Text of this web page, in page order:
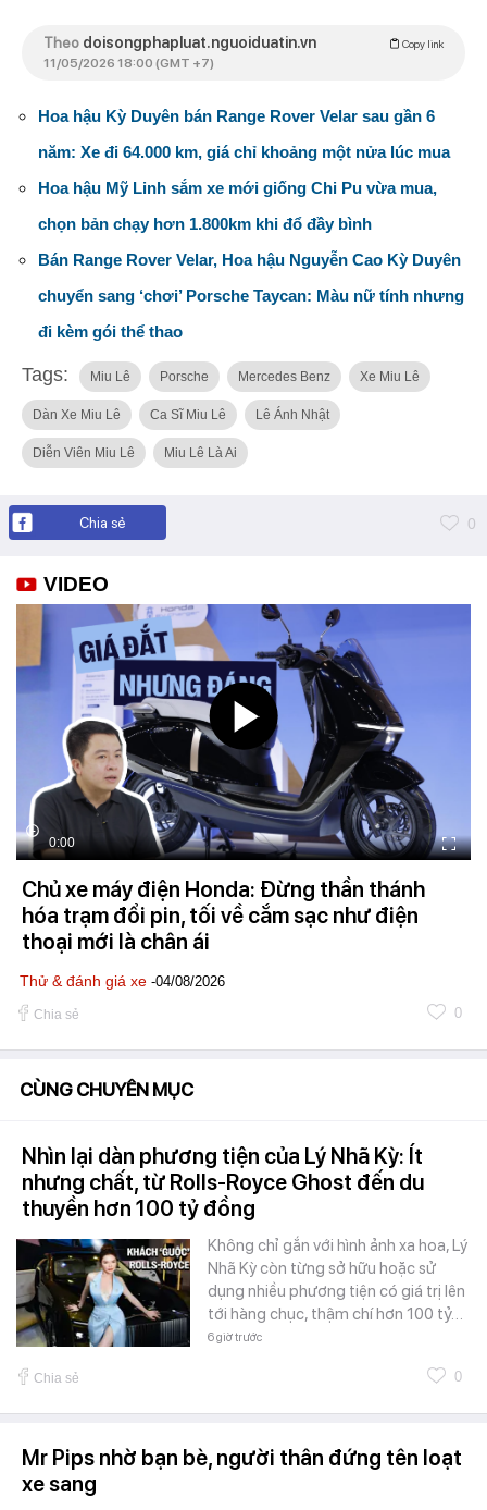
Theo doisongphapluat.nguoiduatin.vn Copy link
11/05/2026 18:00 (GMT +7)
Hoa hậu Kỳ Duyên bán Range Rover Velar sau gần 6
năm: Xe đi 64.000 km, giá chỉ khoảng một nửa lúc mua
Hoa hậu Mỹ Linh sắm xe mới giống Chi Pu vừa mua,
chọn bản chạy hơn 1.800km khi đổ đầy bình
Bán Range Rover Velar, Hoa hậu Nguyễn Cao Kỳ Duyên
chuyển sang ‘chơi’ Porsche Taycan: Màu nữ tính nhưng
đi kèm gói thể thao
Tags: Miu Lê Porsche Mercedes Benz Xe Miu Lê
Dàn Xe Miu Lê Ca Sĩ Miu Lê Lê Ánh Nhật
Diễn Viên Miu Lê Miu Lê Là Ai
Chia sẻ 0
VIDEO
0:00
Chủ xe máy điện Honda: Đừng thần thánh
hóa trạm đổi pin, tối về cắm sạc như điện
thoại mới là chân ái
Thử & đánh giá xe -04/08/2026
Chia sẻ 0
CÙNG CHUYÊN MỤC
Nhìn lại dàn phương tiện của Lý Nhã Kỳ: Ít
nhưng chất, từ Rolls-Royce Ghost đến du
thuyền hơn 100 tỷ đồng
Không chỉ gắn với hình ảnh xa hoa, Lý
Nhã Kỳ còn từng sở hữu hoặc sử
dụng nhiều phương tiện có giá trị lên
tới hàng chục, thậm chí hơn 100 tỷ…
6 giờ trước
Chia sẻ 0
Mr Pips nhờ bạn bè, người thân đứng tên loạt
xe sang